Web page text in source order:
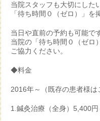
当院スタッフも大切にした
「待ち時間０（ゼロ）」を
当日や直前の予約も可能で
当院の「待ち時間０（ゼロ
ご協力ください。
◆料金
2016年～（既存の患者様は
1.鍼灸治療（全身）5,400円